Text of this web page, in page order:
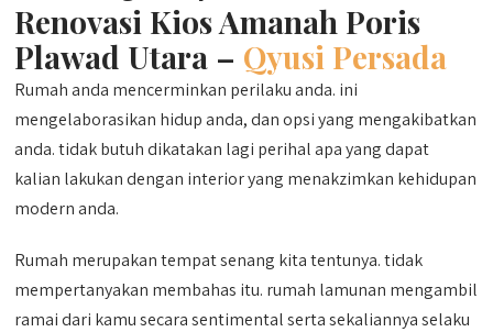
Renovasi Kios Amanah Poris
Plawad Utara – Qyusi Persada
Rumah anda mencerminkan perilaku anda. ini
mengelaborasikan hidup anda, dan opsi yang mengakibatkan
anda. tidak butuh dikatakan lagi perihal apa yang dapat
kalian lakukan dengan interior yang menakzimkan kehidupan
modern anda.
Rumah merupakan tempat senang kita tentunya. tidak
mempertanyakan membahas itu. rumah lamunan mengambil
ramai dari kamu secara sentimental serta sekaliannya selaku